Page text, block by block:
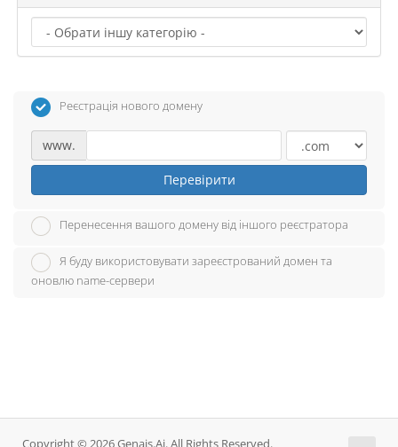
Реєстрація нового домену
www.
Перевірити
Перенесення вашого домену від іншого реєстратора
Я буду використовувати зареєстрований домен та
оновлю name-сервери
Copyright © 2026 Genais.Ai. All Rights Reserved.